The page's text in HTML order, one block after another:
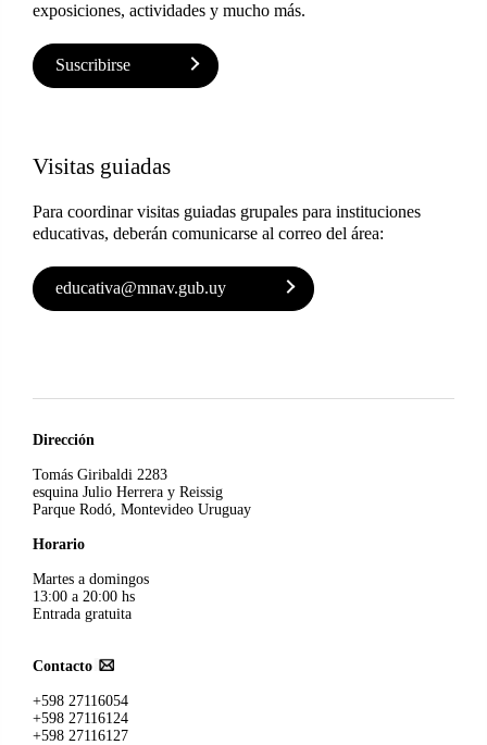
exposiciones, actividades y mucho más.
Suscribirse
Visitas guiadas
Para coordinar visitas guiadas grupales para instituciones
educativas, deberán comunicarse al correo del área:
educativa@mnav.gub.uy
Dirección
Tomás Giribaldi 2283
esquina Julio Herrera y Reissig
Parque Rodó, Montevideo Uruguay
Horario
Martes a domingos
13:00 a 20:00 hs
Entrada gratuita
Contacto
+598 27116054
+598 27116124
+598 27116127